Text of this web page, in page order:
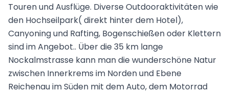
Touren und Ausflüge. Diverse Outdooraktivitäten wie
den Hochseilpark( direkt hinter dem Hotel),
Canyoning und Rafting, Bogenschießen oder Klettern
sind im Angebot.. Über die 35 km lange
Nockalmstrasse kann man die wunderschöne Natur
zwischen Innerkrems im Norden und Ebene
Reichenau im Süden mit dem Auto, dem Motorrad